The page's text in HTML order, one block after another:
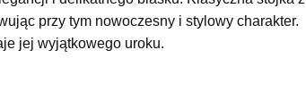
przy tym nowoczesny i stylowy charakter.
jej wyjątkowego uroku.